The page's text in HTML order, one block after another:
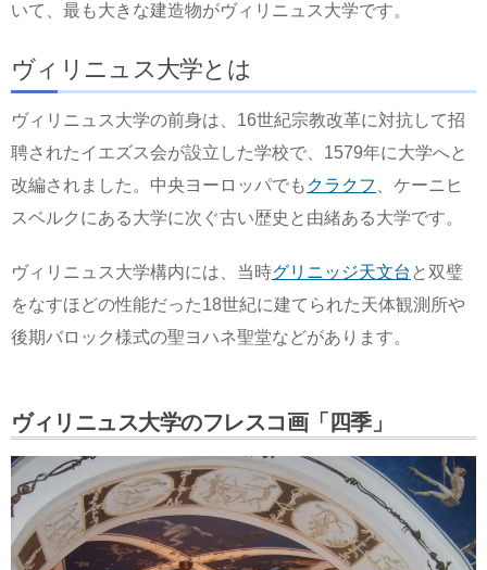
いて、最も大きな建造物がヴィリニュス大学です。
ヴィリニュス大学とは
ヴィリニュス大学の前身は、16世紀宗教改革に対抗して招
聘されたイエズス会が設立した学校で、1579年に大学へと
改編されました。中央ヨーロッパでも クラクフ
、ケーニヒ
スベルクにある大学に次ぐ古い歴史と由緒ある大学です。
ヴィリニュス大学構内には、当時グリニッジ天文台 と双璧
をなすほどの性能だった18世紀に建てられた天体観測所や
後期バロック様式の聖ヨハネ聖堂などがあります。
ヴィリニュス大学のフレスコ画「四季」